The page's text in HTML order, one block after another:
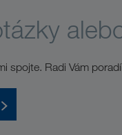
spojte. Radi Vám